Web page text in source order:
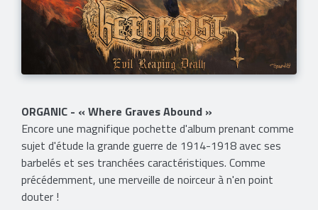
ORGANIC - « Where Graves Abound »
Encore une magnifique pochette d'album prenant comme
sujet d'étude la grande guerre de 1914-1918 avec ses
barbelés et ses tranchées caractéristiques. Comme
précédemment, une merveille de noirceur à n'en point
douter !